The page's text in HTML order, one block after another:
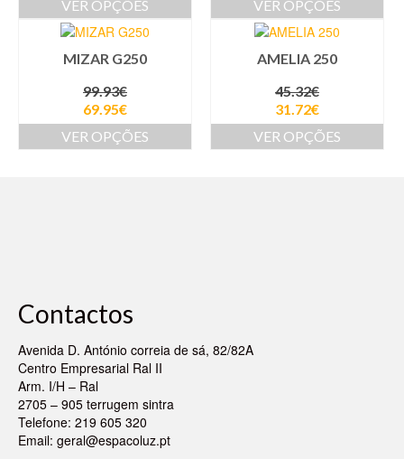
VER OPÇÕES
VER OPÇÕES
MIZAR G250
99.93€
69.95€
VER OPÇÕES
AMELIA 250
45.32€
31.72€
VER OPÇÕES
Contactos
Avenida D. António correia de sá, 82/82A
Centro Empresarial Ral II
Arm. I/H – Ral
2705 – 905 terrugem sintra
Telefone: 219 605 320
Email: geral@espacoluz.pt